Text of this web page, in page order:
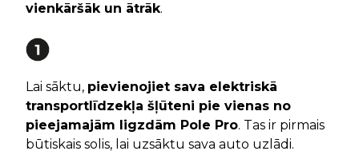
vienkāršāk un ātrāk.
Lai sāktu, pievienojiet sava elektriskā
transportlīdzekļa šļūteni pie vienas no
pieejamajām ligzdām Pole Pro. Tas ir pirmais
būtiskais solis, lai uzsāktu sava auto uzlādi.